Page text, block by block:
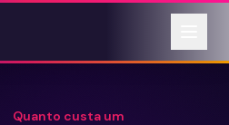
Quanto custa um